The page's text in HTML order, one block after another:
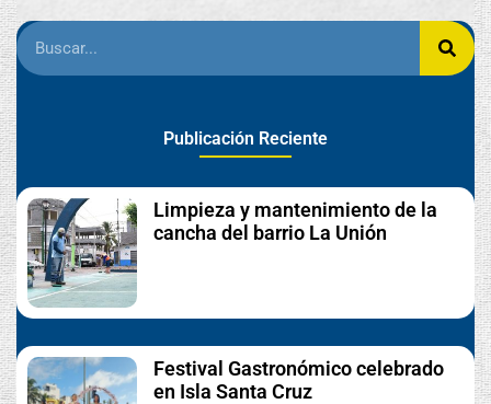
Publicación Reciente
Limpieza y mantenimiento de la
cancha del barrio La Unión
Festival Gastronómico celebrado
en Isla Santa Cruz